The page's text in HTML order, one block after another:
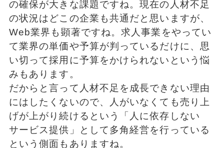
の確保が大きな課題ですね。現在の人材不足
の状況はどこの企業も共通だと思いますが、
Web業界も顕著ですね。求人事業をやってい
て業界の単価や予算が判っているだけに、思
い切って採用に予算をかけられないという悩
みもあります。
だからと言って人材不足を成長できない理由
にはしたくないので、人がいなくても売り上
げが上がり続けるという「人に依存しない
サービス提供」として多角経営を行っている
という側面もありますね。